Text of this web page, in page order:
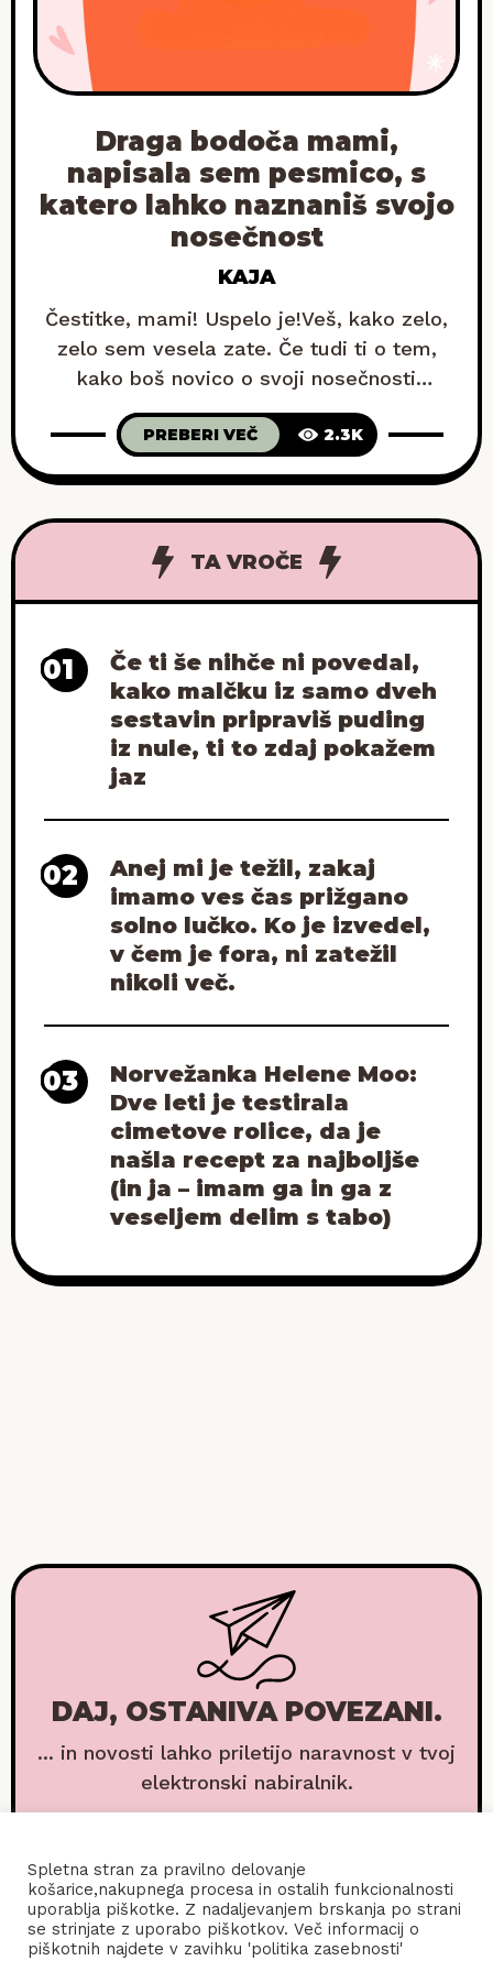
Draga bodoča mami,
napisala sem pesmico, s
katero lahko naznaniš svojo
nosečnost
KAJA
Čestitke, mami! Uspelo je!Veš, kako zelo,
zelo sem vesela zate. Če tudi ti o tem,
kako boš novico o svoji nosečnosti
sporočila najbližjim, razmišljaš že od
trenutka, ko si prvič zagledala plusek, pa
resnici napisala zase –
PREBERI VEČ 2.3K
TA VROČE
01
Če ti še nihče ni povedal,
kako malčku iz samo dveh
sestavin pripraviš puding
iz nule, ti to zdaj pokažem
jaz
02
Anej mi je težil, zakaj
imamo ves čas prižgano
solno lučko. Ko je izvedel,
v čem je fora, ni zatežil
nikoli več.
03
Norvežanka Helene Moo:
Dve leti je testirala
cimetove rolice, da je
našla recept za najboljše
(in ja – imam ga in ga z
veseljem delim s tabo)
DAJ, OSTANIVA POVEZANI.
... in novosti lahko priletijo naravnost v tvoj
elektronski nabiralnik.
Spletna stran za pravilno delovanje
košarice,nakupnega procesa in ostalih funkcionalnosti
uporablja piškotke. Z nadaljevanjem brskanja po strani
se strinjate z uporabo piškotkov. Več informacij o
piškotnih najdete v zavihku 'politika zasebnosti'